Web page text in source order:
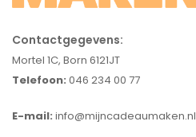
Contactgegevens:
Mortel 1C, Born 6121JT
Telefoon: 046 234 00 77
E-mail: info@mijncadeaumaken.nl